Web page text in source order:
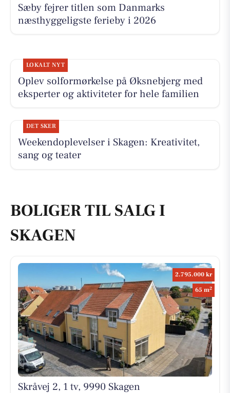
Sæby fejrer titlen som Danmarks
næsthyggeligste ferieby i 2026
LOKALT NYT
Oplev solformørkelse på Øksnebjerg med
eksperter og aktiviteter for hele familien
DET SKER
Weekendoplevelser i Skagen: Kreativitet,
sang og teater
BOLIGER TIL SALG I
SKAGEN
2.795.000 kr
65 m2
Skråvej 2, 1 tv, 9990 Skagen